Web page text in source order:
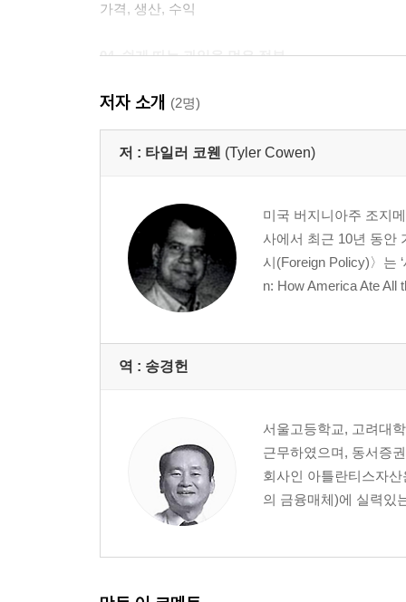
가격, 생산, 수익
04. 쉽게 따는 과일을 먹은 정부
05. 그렇게 엄청난 금융위기는 왜 일어났나?
은행가, 박물관 책임자, 당신 그리고 나
과거와 현재의 큰 차이
저자 소개 (2명)
저 : 타일러 코웬 (Tyler Cowen)
미국 버지니아주 조지
사에서 최근 10년 동안
시(Foreign Policy)〉는
n: How America Ate All
역 : 송경헌
서울고등학교, 고려대
근무하였으며, 동서증
회사인 아틀란티스자
의 금융매체)에 실력있